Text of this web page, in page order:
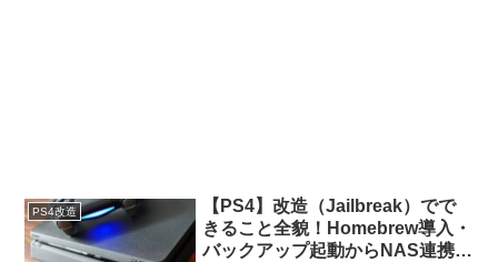
PS4改造
【PS4】改造（Jailbreak）でで
きること全貌！Homebrew導入・
バックアップ起動からNAS連携ま